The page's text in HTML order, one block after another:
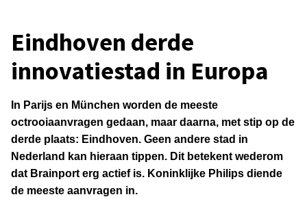
Eindhoven derde
innovatiestad in Europa
In Parijs en München worden de meeste
octrooiaanvragen gedaan, maar daarna, met stip op de
derde plaats: Eindhoven. Geen andere stad in
Nederland kan hieraan tippen. Dit betekent wederom
dat Brainport erg actief is. Koninklijke Philips diende
de meeste aanvragen in.